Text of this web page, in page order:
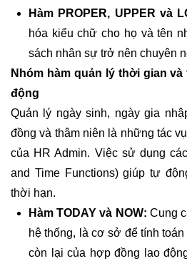
Hàm PROPER, UPPER và
hóa kiểu chữ cho họ và tên
sách nhân sự trở nên chuyên
Nhóm hàm quản lý thời gian
động
Quản lý ngày sinh, ngày gia
đồng và thâm niên là những tác
của HR Admin. Việc sử dụng
and Time Functions) giúp tự
thời hạn.
Hàm TODAY và NOW: Cung
hệ thống, là cơ sở để tính
còn lại của hợp đồng lao